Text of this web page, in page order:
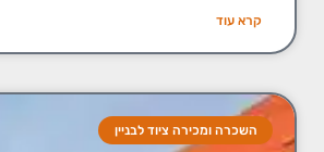
קרא עוד
השכרה ומכירה ציוד לבניין